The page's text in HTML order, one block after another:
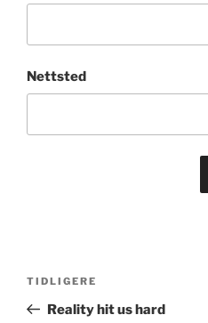
Nettsted
Innleggsnavigasjon
Forrige
innlegg
TIDLIGERE
Reality hit us hard